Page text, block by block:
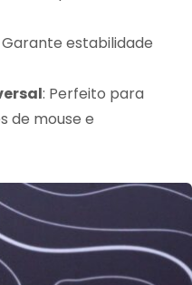
Garante estabilidade
: Perfeito para
de mouse e